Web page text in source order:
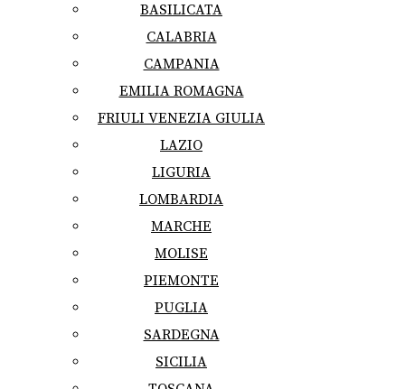
BASILICATA
CALABRIA
CAMPANIA
EMILIA ROMAGNA
FRIULI VENEZIA GIULIA
LAZIO
LIGURIA
LOMBARDIA
MARCHE
MOLISE
PIEMONTE
PUGLIA
SARDEGNA
SICILIA